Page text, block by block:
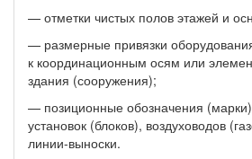
— отметки чистых полов этажей и
— размерные привязки
к координационным осям или
здания (сооружения);
— позиционные обозначения
установок (блоков), воздуховодов
линии-выноски.